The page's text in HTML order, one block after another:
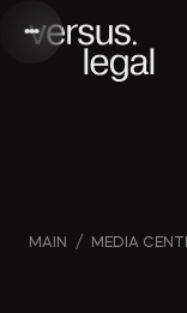
MAIN / MEDIA